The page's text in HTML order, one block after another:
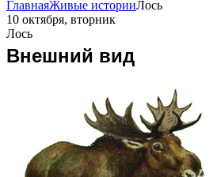
ГлавнаяЖивые историиЛось
10 октября, вторник
Лось
Внешний вид